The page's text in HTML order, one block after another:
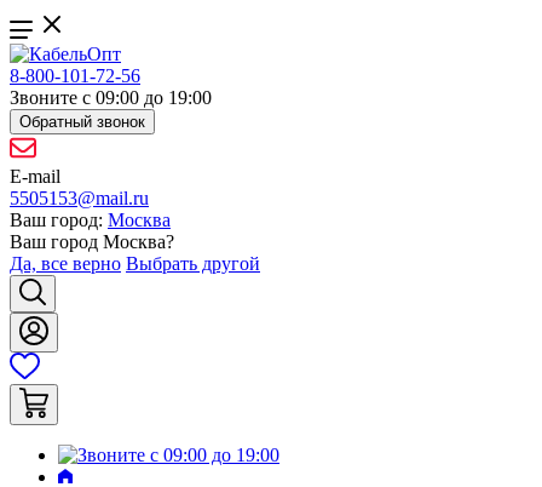
8-800-101-72-56
Звоните с 09:00 до 19:00
Обратный звонок
E-mail
5505153@mail.ru
Ваш город: Москва
Ваш город Москва?
Да, все верно Выбрать другой